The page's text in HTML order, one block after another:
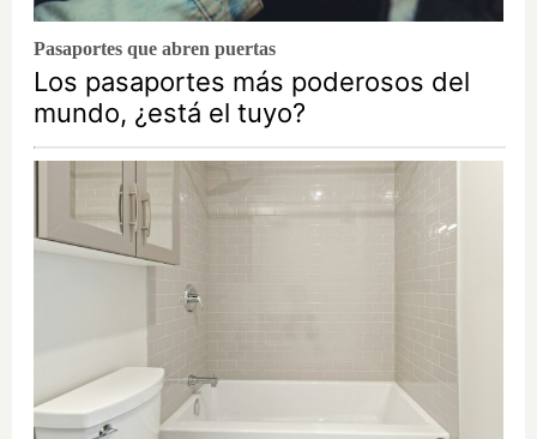
Pasaportes que abren puertas
Los pasaportes más poderosos del
mundo, ¿está el tuyo?